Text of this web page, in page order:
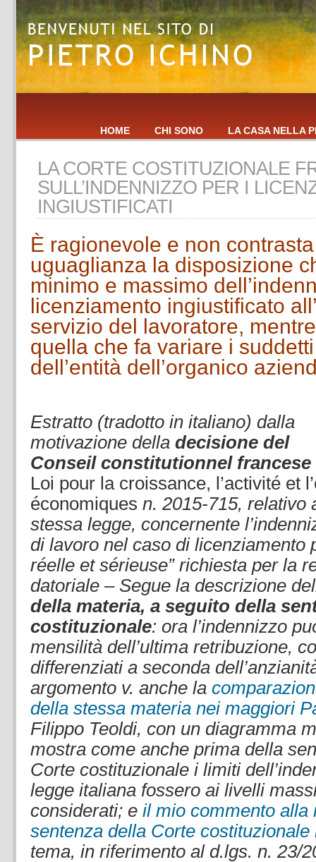
HOME CHI SONO LA CASA NELLA
LA CORTE COSTITUZIONALE
SULL’INDENNIZZO PER I
INGIUSTIFICATI
È ragionevole e non
uguaglianza la disposizione
minimo e massimo
licenziamento ingiustificato
servizio del lavoratore,
quella che fa variare i
dell’entità dell’organico
Estratto (tradotto in italiano) dalla
motivazione della decisione del
Conseil constitutionnel francese
Loi pour la croissance, l’activité et
économiques n. 2015-715, relativo
stessa legge, concernente
di lavoro nel caso di licenziamento
réelle et sérieuse” richiesta per la
datoriale – Segue la descrizione
della materia, a seguito della
costituzionale: ora l’indennizzo
mensilità dell’ultima retribuzione,
differenziati a seconda
argomento v. anche la
della stessa materia nei maggiori
Filippo Teoldi, con un diagramma
mostra come anche prima della
Corte costituzionale i limiti
legge italiana fossero ai livelli
considerati; e il mio commento alla
sentenza della Corte costituzionale
tema, in riferimento al d.lgs. n. 23/